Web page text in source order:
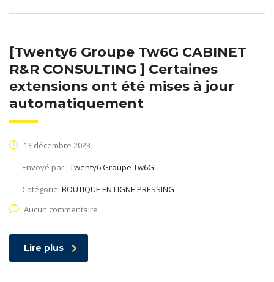
[Twenty6 Groupe Tw6G CABINET
R&R CONSULTING ] Certaines
extensions ont été mises à jour
automatiquement
13 décembre 2023
Envoyé par : Twenty6 Groupe Tw6G
Catégorie: BOUTIQUE EN LIGNE PRESSING
Aucun commentaire
Lire plus